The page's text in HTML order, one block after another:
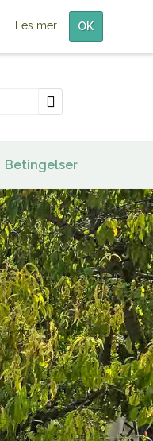
Betingelser
Les mer OK